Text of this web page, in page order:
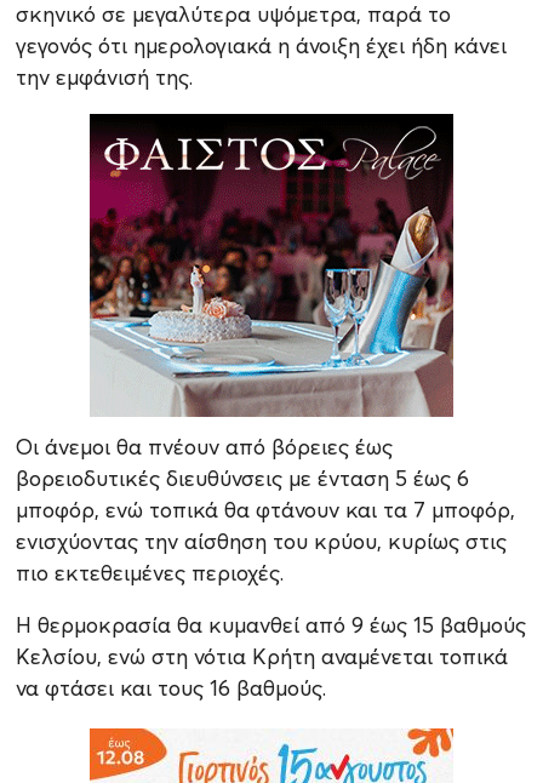
σκηνικό σε μεγαλύτερα υψόμετρα, παρά το
γεγονός ότι ημερολογιακά η άνοιξη έχει ήδη κάνει
την εμφάνισή της.
Οι άνεμοι θα πνέουν από βόρειες έως
βορειοδυτικές διευθύνσεις με ένταση 5 έως 6
μποφόρ, ενώ τοπικά θα φτάνουν και τα 7 μποφόρ,
ενισχύοντας την αίσθηση του κρύου, κυρίως στις
πιο εκτεθειμένες περιοχές.
Η θερμοκρασία θα κυμανθεί από 9 έως 15 βαθμούς
Κελσίου, ενώ στη νότια Κρήτη αναμένεται τοπικά
να φτάσει και τους 16 βαθμούς.